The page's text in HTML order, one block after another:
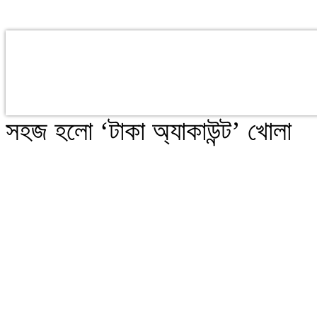
সহজ হলো ‘টাকা অ্যাকাউন্ট’ খোলা